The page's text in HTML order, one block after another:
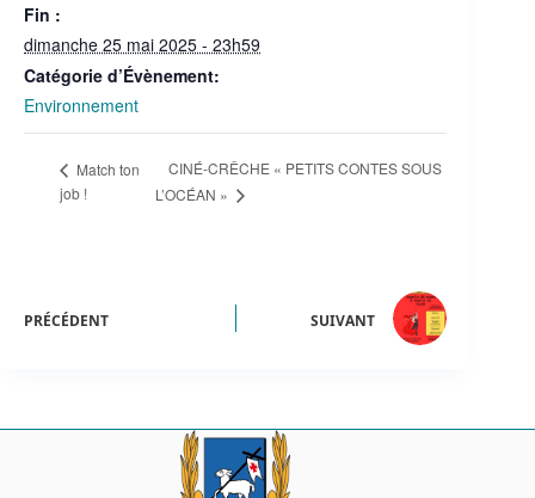
Fin :
dimanche 25 mai 2025 - 23h59
Catégorie d’Évènement:
Environnement
Match ton
job !
CINÉ-CRÊCHE « PETITS CONTES SOUS
L’OCÉAN »
PRÉCÉDENT SUIVANT